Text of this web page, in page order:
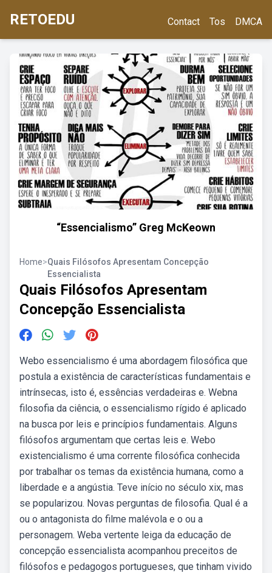
RETOEDU Contact Tos DMCA
“Essencialismo” Greg McKeown
Home>Quais Filósofos Apresentam Concepção
Essencialista
Quais Filósofos Apresentam
Concepção Essencialista
Webo essencialismo é uma abordagem filosófica que
postula a existência de características fundamentais e
intrínsecas, isto é, essências verdadeiras e. Webna
filosofia da ciência, o essencialismo rígido é aplicado
na busca por leis e princípios fundamentais. Alguns
filósofos argumentam que certas leis e. Webo
existencialismo é uma corrente filosófica conhecida
por trabalhar os temas da existência humana, como a
liberdade e a angústia. Teve início no século xix, mas
se popularizou. Novas perguntas de filosofia. Qual é a
ou o antagonista do filme malévola e o ou a
personagem. Weba vertente leiga da educação de
concepção essencialista acompanhou preceitos de
filósofos e pedagogos portugueses, que tinham vivido